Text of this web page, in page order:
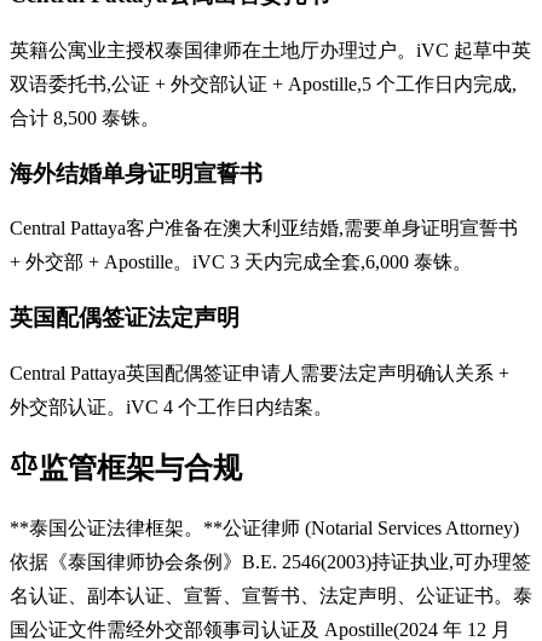
英籍公寓业主授权泰国律师在土地厅办理过户。iVC 起草中英
双语委托书,公证 + 外交部认证 + Apostille,5 个工作日内完成,
合计 8,500 泰铢。
海外结婚单身证明宣誓书
Central Pattaya客户准备在澳大利亚结婚,需要单身证明宣誓书
+ 外交部 + Apostille。iVC 3 天内完成全套,6,000 泰铢。
英国配偶签证法定声明
Central Pattaya英国配偶签证申请人需要法定声明确认关系 +
外交部认证。iVC 4 个工作日内结案。
监管框架与合规
**泰国公证法律框架。**公证律师 (Notarial Services Attorney)
依据《泰国律师协会条例》B.E. 2546(2003)持证执业,可办理签
名认证、副本认证、宣誓、宣誓书、法定声明、公证证书。泰
国公证文件需经外交部领事司认证及 Apostille(2024 年 12 月